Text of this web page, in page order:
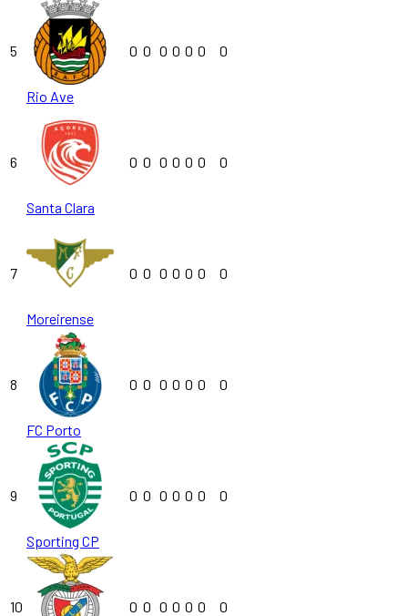
5
Rio Ave
0 0 0 0 0 0 0
6
Santa Clara
0 0 0 0 0 0 0
7
Moreirense
0 0 0 0 0 0 0
8
FC Porto
0 0 0 0 0 0 0
9
Sporting CP
0 0 0 0 0 0 0
10 0 0 0 0 0 0 0